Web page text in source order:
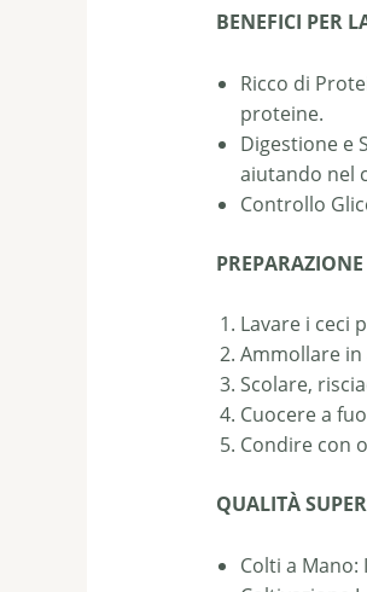
BENEFICI PER
Ricco di
proteine.
Digestione e
aiutando nel
Controllo
Lavare i ceci
Ammollare in
Scolare,
Cuocere a
Condire con
QUALITÀ
Colti a